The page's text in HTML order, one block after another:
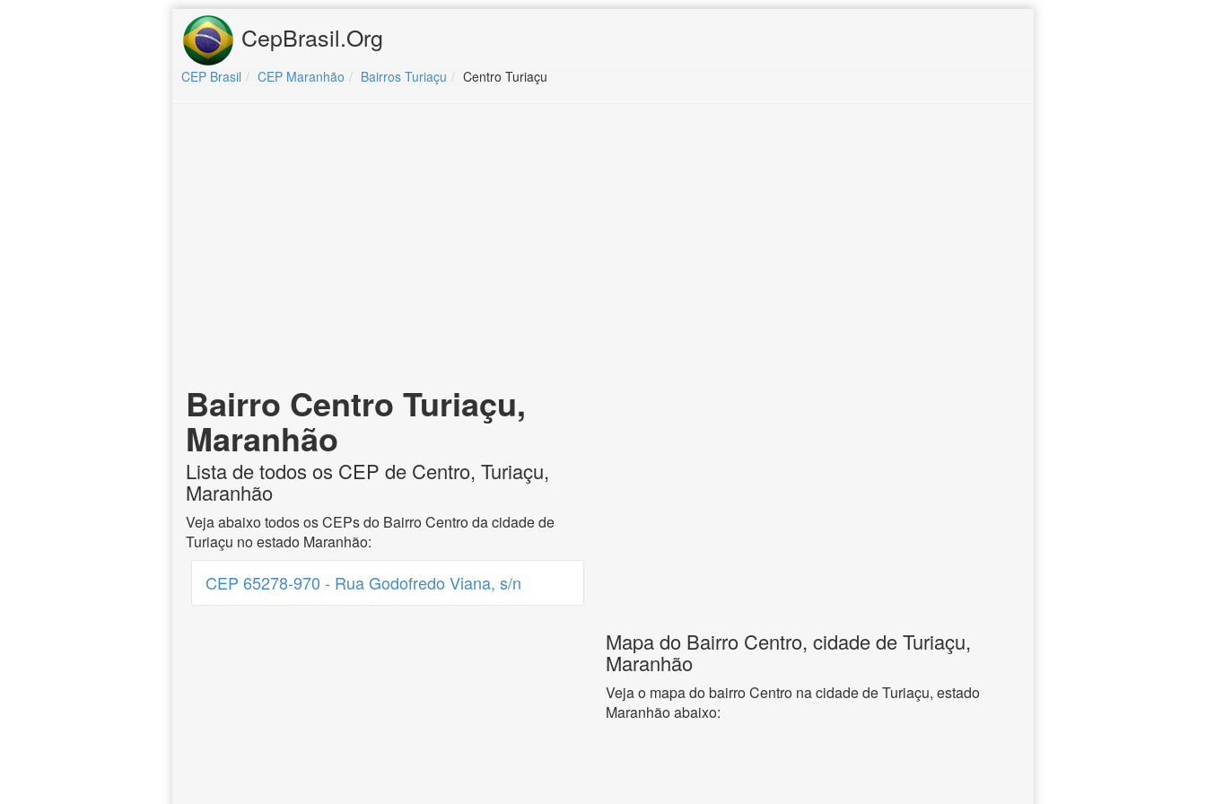
CepBrasil.Org
CEP Brasil CEP Maranhão Bairros Turiaçu Centro Turiaçu
Bairro Centro Turiaçu,
Maranhão
Lista de todos os CEP de Centro, Turiaçu,
Maranhão
Veja abaixo todos os CEPs do Bairro Centro da cidade de
Turiaçu no estado Maranhão:
CEP 65278-970 - Rua Godofredo Viana, s/n
Mapa do Bairro Centro, cidade de Turiaçu,
Maranhão
Veja o mapa do bairro Centro na cidade de Turiaçu, estado
Maranhão abaixo: